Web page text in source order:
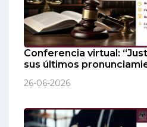
Conferencia virtual:
sus últimos
26-06-2026